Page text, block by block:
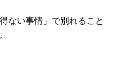
ない事情」で別れること